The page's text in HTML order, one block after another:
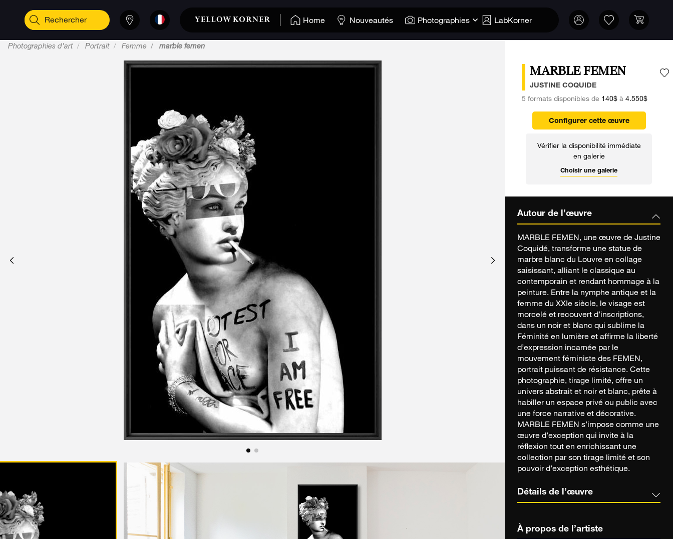
Home Nouveautés Photographies LabKorner
Photographies d'art Portrait Femme marble femen
MARBLE FEMEN
JUSTINE COQUIDE
5 formats disponibles de 140$à 4.550$
Configurer cette œuvre
Vérifier la disponibilité immédiate
en galerie
Choisir une galerie
Autour de l’œuvre
MARBLE FEMEN, une œuvre de Justine
Coquidé, transforme une statue de
marbre blanc du Louvre en collage
saisissant, alliant le classique au
contemporain et rendant hommage à la
peinture. Entre la nymphe antique et la
femme du XXIe siècle, le visage est
morcelé et recouvert d’inscriptions,
dans un noir et blanc qui sublime la
Féminité en lumière et affirme la liberté
d’expression incarnée par le
mouvement féministe des FEMEN,
portrait puissant de résistance. Cette
photographie, tirage limité, offre un
univers abstrait et noir et blanc, prête à
habiller un espace privé ou public avec
une force narrative et décorative.
MARBLE FEMEN s’impose comme une
œuvre d’exception qui invite à la
réflexion tout en enrichissant une
collection par son tirage limité et son
pouvoir d’exception esthétique.
Détails de l’œuvre
À propos de l’artiste